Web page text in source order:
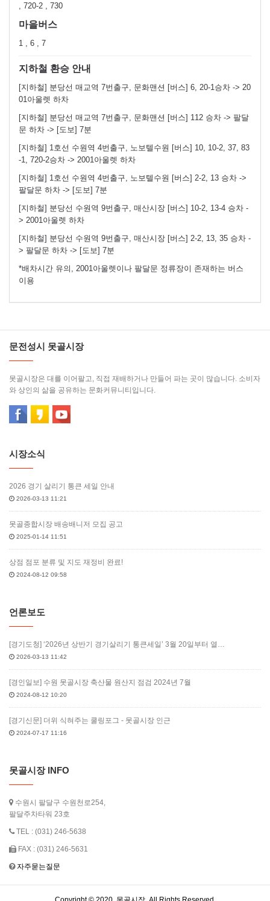
, 720-2 , 730
마을버스
1 , 6 , 7
지하철 환승 안내
[지하철] 분당선 매교역 7번출구, 문화맨션 [버스] 6, 20-1승차 -> 20
01아울렛 하차
[지하철] 분당선 매교역 7번출구, 문화맨션 [버스] 112 승차 -> 팔달
문 하차 -> [도보] 7분
[지하철] 1호선 수원역 4번출구, 노보텔수원 [버스] 10, 10-2, 37, 83
-1, 720-2승차 -> 2001아울렛 하차
[지하철] 1호선 수원역 4번출구, 노보텔수원 [버스] 2-2, 13 승차 ->
팔달문 하차 -> [도보] 7분
[지하철] 분당선 수원역 9번출구, 매산시장 [버스] 10-2, 13-4 승차 -
> 2001아울렛 하차
[지하철] 분당선 수원역 9번출구, 매산시장 [버스] 2-2, 13, 35 승차 -
> 팔달문 하차 -> [도보] 7분
*배차시간 유의, 2001아울렛이나 팔달문 정류장이 존재하는 버스
이용
문전성시 못골시장
못골시장은 대를 이어팔고, 직접 재배하거나 만들어 파는 곳이 많습니다. 소비자
와 상인의 삶을 공유하는 문화커뮤니티입니다.
시장소식
2026 경기 살리기 통큰 세일 안내
2026-03-13 11:21
못골종합시장 배송배니저 모집 공고
2025-01-14 11:51
상점 점포 분류 및 지도 재정비 완료!
2024-08-12 09:58
언론보도
[경기도청] ‘2026년 상반기 경기살리기 통큰세일’ 3월 20일부터 열…
2026-03-13 11:42
[경인일보] 수원 못골시장 축산물 원산지 점검 2024년 7월
2024-08-12 10:20
[경기신문] 더위 식혀주는 쿨링포그 - 못골시장 인근
2024-07-17 11:16
못골시장 INFO
수원시 팔달구 수원천로254,
팔달주차타워 23호
TEL : (031) 246-5638
FAX : (031) 246-5631
자주묻는질문